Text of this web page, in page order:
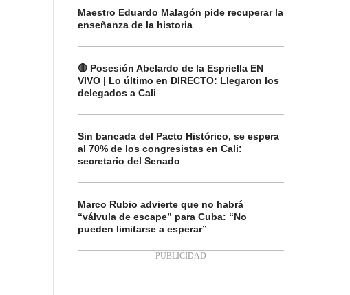
Maestro Eduardo Malagón pide recuperar la
enseñanza de la historia
🔴 Posesión Abelardo de la Espriella EN
VIVO | Lo último en DIRECTO: Llegaron los
delegados a Cali
Sin bancada del Pacto Histórico, se espera
al 70% de los congresistas en Cali:
secretario del Senado
Marco Rubio advierte que no habrá
“válvula de escape” para Cuba: “No
pueden limitarse a esperar”